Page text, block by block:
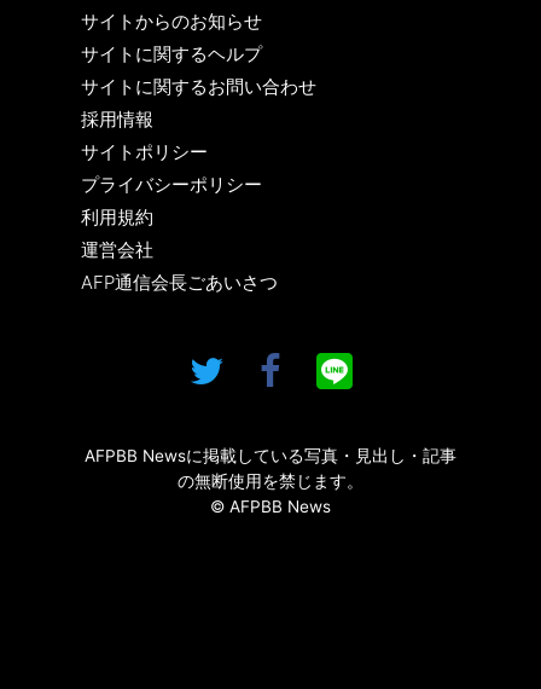
サイトからのお知らせ
サイトに関するヘルプ
サイトに関するお問い合わせ
採用情報
サイトポリシー
プライバシーポリシー
利用規約
運営会社
AFP通信会長ごあいさつ
AFPBB Newsに掲載している写真・見出し・記事
の無断使用を禁じます。
© AFPBB News